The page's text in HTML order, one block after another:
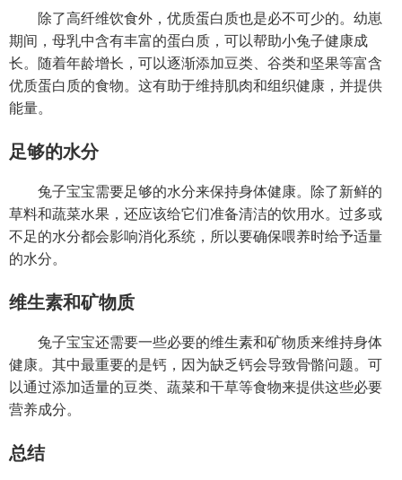
除了高纤维饮食外，优质蛋白质也是必不可少的。幼崽
期间，母乳中含有丰富的蛋白质，可以帮助小兔子健康成
长。随着年龄增长，可以逐渐添加豆类、谷类和坚果等富含
优质蛋白质的食物。这有助于维持肌肉和组织健康，并提供
能量。
足够的水分
兔子宝宝需要足够的水分来保持身体健康。除了新鲜的
草料和蔬菜水果，还应该给它们准备清洁的饮用水。过多或
不足的水分都会影响消化系统，所以要确保喂养时给予适量
的水分。
维生素和矿物质
兔子宝宝还需要一些必要的维生素和矿物质来维持身体
健康。其中最重要的是钙，因为缺乏钙会导致骨骼问题。可
以通过添加适量的豆类、蔬菜和干草等食物来提供这些必要
营养成分。
总结